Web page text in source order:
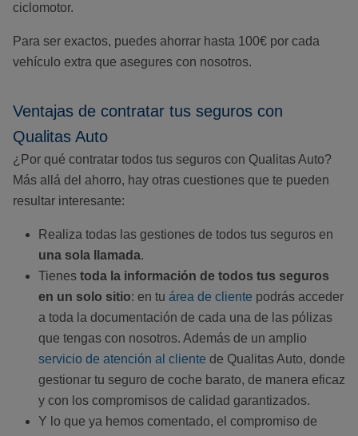
ciclomotor.
Para ser exactos, puedes ahorrar hasta 100€ por cada
vehículo extra que asegures con nosotros.
Ventajas de contratar tus seguros con
Qualitas Auto
¿Por qué contratar todos tus seguros con Qualitas Auto?
Más allá del ahorro, hay otras cuestiones que te pueden
resultar interesante:
Realiza todas las gestiones de todos tus seguros en
una sola llamada.
Tienes toda la información de todos tus seguros
en un solo sitio: en tu área de cliente podrás acceder
a toda la documentación de cada una de las pólizas
que tengas con nosotros. Además de un amplio
servicio de atención al cliente de Qualitas Auto, donde
gestionar tu seguro de coche barato, de manera eficaz
y con los compromisos de calidad garantizados.
Y lo que ya hemos comentado, el compromiso de